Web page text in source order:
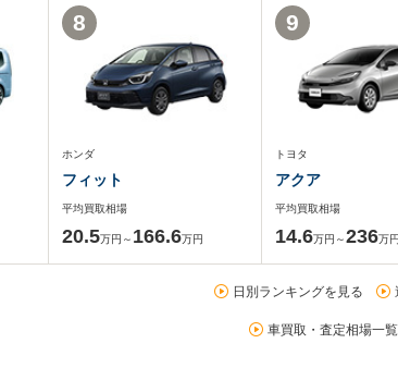
ホンダ
フィット
平均買取相場
20.5万円～ 166.6万円
8
トヨタ
アクア
平均買取相場
14.6万円～236万
9
日別ランキングを見る
車買取・査定相場一